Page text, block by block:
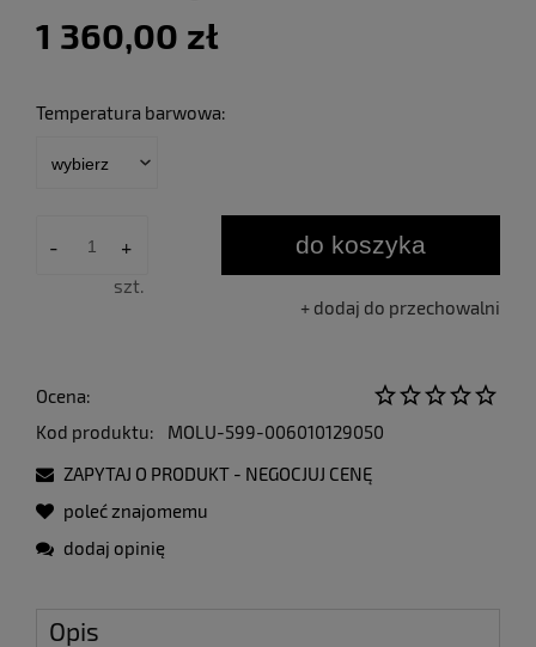
1 360,00 zł
Temperatura barwowa:
- +
szt.
do koszyka
dodaj do przechowalni
Ocena:
Kod produktu:
MOLU-599-006010129050
ZAPYTAJ O PRODUKT - NEGOCJUJ CENĘ
poleć znajomemu
dodaj opinię
Opis